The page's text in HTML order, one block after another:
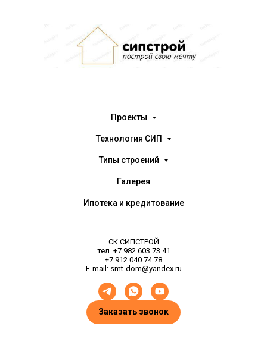
Проекты
Технология СИП
Типы строений
Галерея
Ипотека и кредитование
СК СИПСТРОЙ
тел. +7 982 603 73 41
+7 912 040 74 78
E-mail: smt-dom@yandex.ru
Заказать звонок